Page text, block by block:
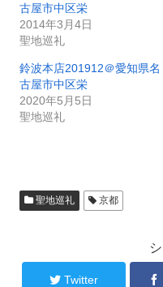
古屋市中区栄
2014年3月4日
聖地巡礼
鈴波本店201912＠愛知県名
古屋市中区栄
2020年5月5日
聖地巡礼
聖地巡礼 京都
Twitter